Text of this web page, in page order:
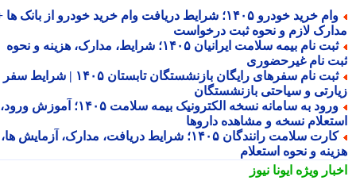
وام خرید خودرو ۱۴۰۵؛ شرایط دریافت وام خرید خودرو از بانک ها +
لازم و نحوه ثبت درخواست
ثبت نام بیمه سلامت ایرانیان ۱۴۰۵؛ شرایط، مدارک، هزینه و نحوه
نام غیرحضوری
ثبت نام سفرهای رایگان بازنشستگان تابستان ۱۴۰۵ | شرایط سفر
و سیاحتی بازنشستگان
ورود به سامانه نسخه الکترونیک بیمه سلامت ۱۴۰۵؛ آموزش ورود،
نسخه و مشاهده داروها
کارت سلامت رانندگان ۱۴۰۵؛ شرایط دریافت، مدارک، آزمایش ها،
و نحوه استعلام
ویژهایونا نیوز